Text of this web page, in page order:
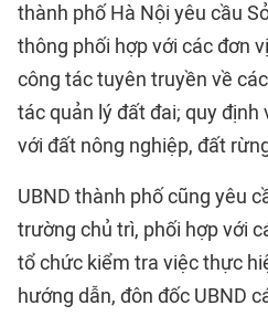
thành phố Hà Nội yêu cầu
thông phối hợp với các đơn
công tác tuyên truyền về
tác quản lý đất đai; quy định
với đất nông nghiệp, đất
UBND thành phố cũng yêu
trường chủ trì, phối hợp với
tổ chức kiểm tra việc thực
hướng dẫn, đôn đốc UBND